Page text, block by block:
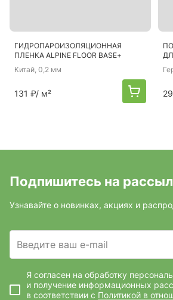
ГИДРОПАРОИЗОЛЯЦИОННАЯ
ПЛЕНКА ALPINE FLOOR BASE+
Китай, 0,2 мм
131 ₽/ м²
Подпишитесь на
Узнавайте о новинках, акциях и
Введите ваш e-mail
Я согласен на обработку
и получение информационных
в соответствии с Политикой в